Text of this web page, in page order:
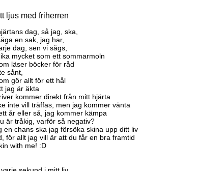
ljus med friherren
dag, så jag, ska,
en sak, jag har,
dag, sen vi sågs,
mycket som ett sommarmoln
läser böcker för råd
sånt,
gör allt för ett hål
jag är äkta
kommer direkt från mitt hjärta
inte vill träffas, men jag kommer vänta
år eller så, jag kommer kämpa
är tråkig, varför så negativ?
en chans ska jag försöka skina upp ditt liv
för allt jag vill är att du får en bra framtid
with me! :D